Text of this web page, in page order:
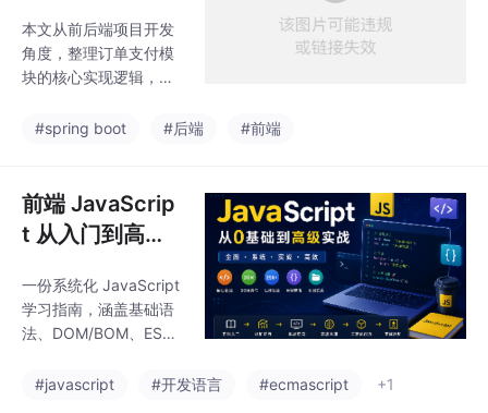
学习路线和面试重点，
适合零基础入门、转岗
学习和系统化提升运维
支付单、回调验
签、幂等处理与
本文从前后端项目开发
角度，整理订单支付模
块的核心实现逻辑，包
后端订单创建、支付单
转、幂等控制、数据库
事务、余额扣减、退款
和对账。示例采用 Vue
Batis + MySQL，重点
说明支付模块在真实业
务中的数据表设计、接
式。
#spring boot #后端 #前端
前端 JavaScrip
t 从入门到高级
一份系统化 JavaScript
学习指南，涵盖基础语
法、DOM/BOM、ES6
理、工程化开发与项目
#javascript #开发语言 #ecmascript +1